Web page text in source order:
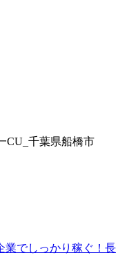
CU_千葉県船橋市
業でしっかり稼ぐ！長